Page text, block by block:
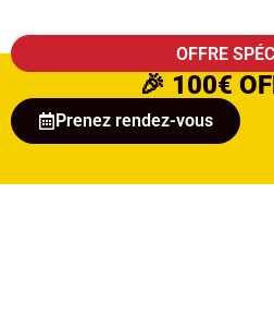
OFFRE
🎉 100€
Prenez rendez-vous